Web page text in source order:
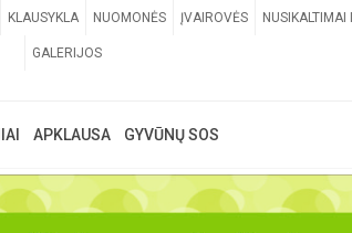
KLAUSYKLA NUOMONĖS ĮVAIROVĖS NUSIKALTIMAI
GALERIJOS
APKLAUSA GYVŪNŲ SOS